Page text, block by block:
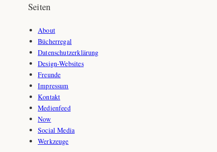
Seiten
About
Bücherregal
Datenschutzerklärung
Design-Websites
Freunde
Impressum
Kontakt
Medienfeed
Now
Social Media
Werkzeuge